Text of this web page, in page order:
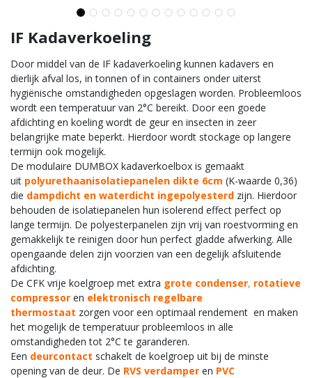
IF Kadaverkoeling
Door middel van de IF kadaverkoeling kunnen kadavers en
dierlijk afval los, in tonnen of in containers onder uiterst
hygiënische omstandigheden opgeslagen worden. Probleemloos
wordt een temperatuur van 2°C bereikt. Door een goede
afdichting en koeling wordt de geur en insecten in zeer
belangrijke mate beperkt. Hierdoor wordt stockage op langere
termijn ook mogelijk.
De modulaire DUMBOX kadaverkoelbox is gemaakt
uit polyurethaanisolatiepanelen dikte 6cm (K-waarde 0,36)
die dampdicht en waterdicht ingepolyesterd zijn. Hierdoor
behouden de isolatiepanelen hun isolerend effect perfect op
lange termijn. De polyesterpanelen zijn vrij van roestvorming en
gemakkelijk te reinigen door hun perfect gladde afwerking. Alle
opengaande delen zijn voorzien van een degelijk afsluitende
afdichting.
De CFK vrije koelgroep met extra grote condenser, rotatieve
compressor en elektronisch regelbare
thermostaat zorgen voor een optimaal rendement en maken
het mogelijk de temperatuur probleemloos in alle
omstandigheden tot 2°C te garanderen.
Een deurcontact schakelt de koelgroep uit bij de minste
opening van de deur. De RVS verdamper en PVC